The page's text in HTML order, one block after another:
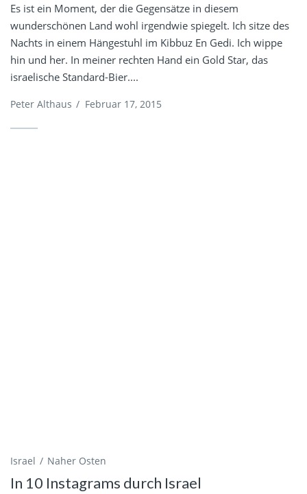
Es ist ein Moment, der die Gegensätze in diesem
wunderschönen Land wohl irgendwie spiegelt. Ich sitze des
Nachts in einem Hängestuhl im Kibbuz En Gedi. Ich wippe
hin und her. In meiner rechten Hand ein Gold Star, das
israelische Standard-Bier....
Peter Althaus / Februar 17, 2015
Israel Naher Osten
In 10 Instagrams durch Israel